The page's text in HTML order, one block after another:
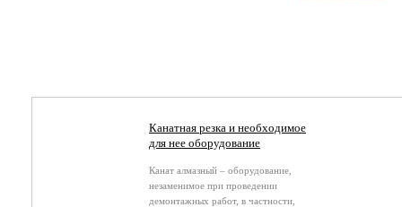
Канатная резка и необходимое
для нее оборудование
Канат алмазный – оборудование,
незаменимое при проведении
демонтажных работ, в частности,